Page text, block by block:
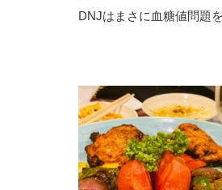
DNJはまさに血糖値問題